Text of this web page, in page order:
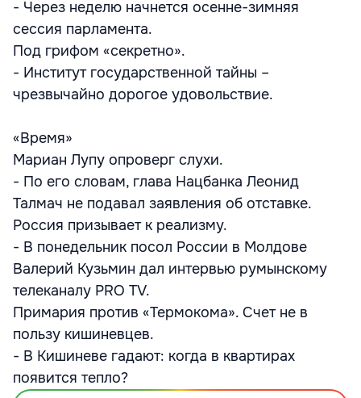
- Через неделю начнется осенне-зимняя
сессия парламента.
Под грифом «секретно».
- Институт государственной тайны –
чрезвычайно дорогое удовольствие.
«Время»
Мариан Лупу опроверг слухи.
- По его словам, глава Нацбанка Леонид
Талмач не подавал заявления об отставке.
Россия призывает к реализму.
- В понедельник посол России в Молдове
Валерий Кузьмин дал интервью румынскому
телеканалу PRO TV.
Примария против «Термокома». Счет не в
пользу кишиневцев.
- В Кишиневе гадают: когда в квартирах
появится тепло?